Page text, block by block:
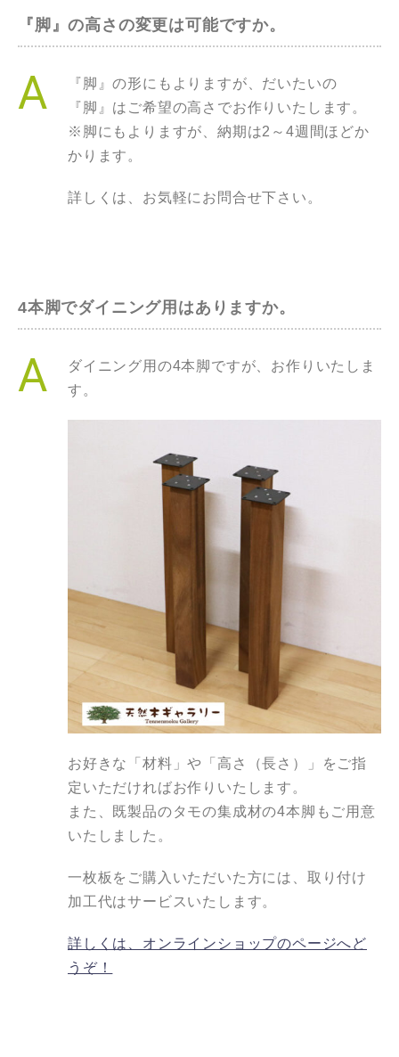
『脚』の高さの変更は可能ですか。
『脚』の形にもよりますが、だいたいの
『脚』はご希望の高さでお作りいたします。
※脚にもよりますが、納期は2～4週間ほどか
かります。
詳しくは、お気軽にお問合せ下さい。
4本脚でダイニング用はありますか。
ダイニング用の4本脚ですが、お作りいたしま
す。
お好きな「材料」や「高さ（長さ）」をご指
定いただければお作りいたします。
また、既製品のタモの集成材の4本脚もご用意
いたしました。
一枚板をご購入いただいた方には、取り付け
加工代はサービスいたします。
詳しくは、オンラインショップのページへど
うぞ！